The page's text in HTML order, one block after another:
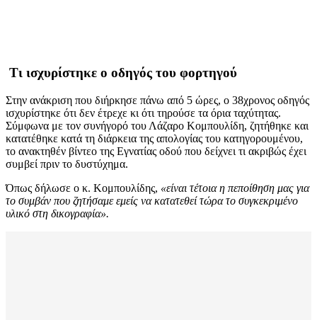
Τι ισχυρίστηκε ο οδηγός του φορτηγού
Στην ανάκριση που διήρκησε πάνω από 5 ώρες, ο 38χρονος οδηγός
ισχυρίστηκε ότι δεν έτρεχε κι ότι τηρούσε τα όρια ταχύτητας.
Σύμφωνα με τον συνήγορό του Λάζαρο Κομπουλίδη, ζητήθηκε και
κατατέθηκε κατά τη διάρκεια της απολογίας του κατηγορουμένου,
το ανακτηθέν βίντεο της Εγνατίας οδού που δείχνει τι ακριβώς έχει
συμβεί πριν το δυστύχημα.
Όπως δήλωσε ο κ. Κομπουλίδης, «είναι τέτοια η πεποίθηση μας για
το συμβάν που ζητήσαμε εμείς να κατατεθεί τώρα το συγκεκριμένο
υλικό στη δικογραφία».